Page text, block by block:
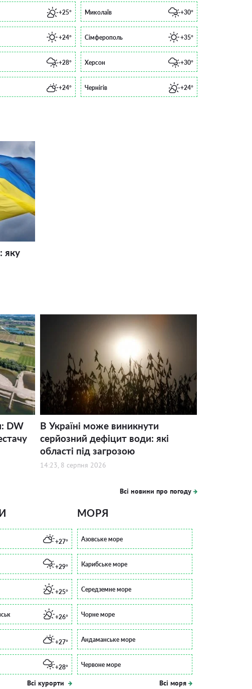
+25° Миколаїв +30°
+24° Сімферополь +35°
+28° Херсон +30°
+24° Чернігів +24°
яку
DW
В Україні може виникнути
серйозний дефіцит води: які
області під загрозою
14:23, 8 серпня 2026
Всі новини про погоду
+27°
+29°
+25°
+26°
+27°
+28°
Всі курорти
МОРЯ
Азовське море
Карибське море
Середземне море
Чорне море
Андаманське море
Червоне море
Всі моря